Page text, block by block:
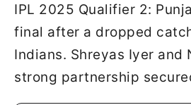
IPL 2025 Qualifier 2:
final after a dropped
Indians. Shreyas Iyer and
strong partnership